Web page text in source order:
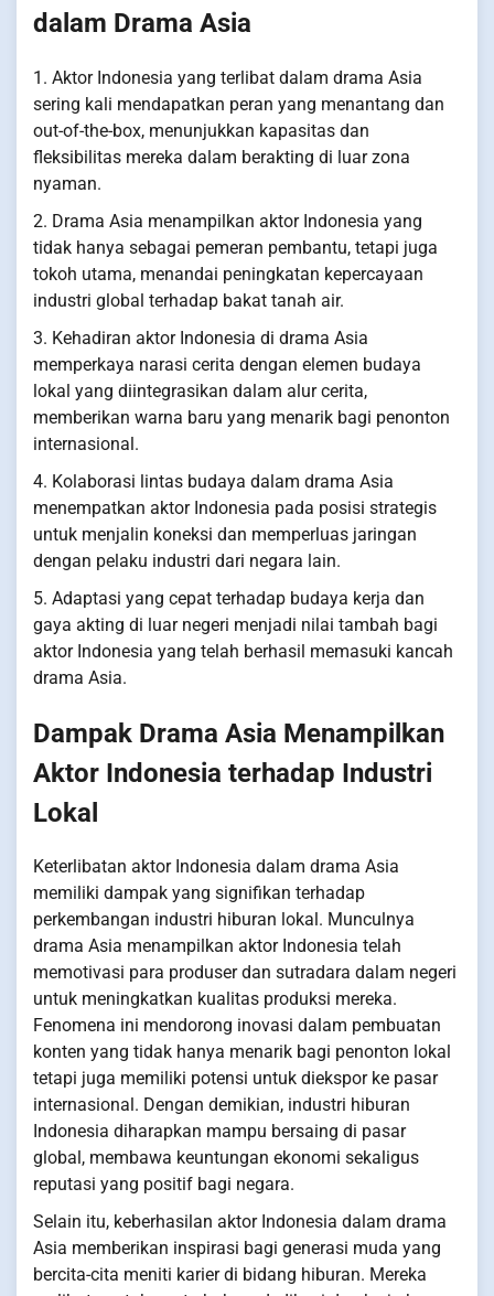
dalam Drama Asia
1. Aktor Indonesia yang terlibat dalam drama Asia
sering kali mendapatkan peran yang menantang dan
out-of-the-box, menunjukkan kapasitas dan
fleksibilitas mereka dalam berakting di luar zona
nyaman.
2. Drama Asia menampilkan aktor Indonesia yang
tidak hanya sebagai pemeran pembantu, tetapi juga
tokoh utama, menandai peningkatan kepercayaan
industri global terhadap bakat tanah air.
3. Kehadiran aktor Indonesia di drama Asia
memperkaya narasi cerita dengan elemen budaya
lokal yang diintegrasikan dalam alur cerita,
memberikan warna baru yang menarik bagi penonton
internasional.
4. Kolaborasi lintas budaya dalam drama Asia
menempatkan aktor Indonesia pada posisi strategis
untuk menjalin koneksi dan memperluas jaringan
dengan pelaku industri dari negara lain.
5. Adaptasi yang cepat terhadap budaya kerja dan
gaya akting di luar negeri menjadi nilai tambah bagi
aktor Indonesia yang telah berhasil memasuki kancah
drama Asia.
Dampak Drama Asia Menampilkan
Aktor Indonesia terhadap Industri
Lokal
Keterlibatan aktor Indonesia dalam drama Asia
memiliki dampak yang signifikan terhadap
perkembangan industri hiburan lokal. Munculnya
drama Asia menampilkan aktor Indonesia telah
memotivasi para produser dan sutradara dalam negeri
untuk meningkatkan kualitas produksi mereka.
Fenomena ini mendorong inovasi dalam pembuatan
konten yang tidak hanya menarik bagi penonton lokal
tetapi juga memiliki potensi untuk diekspor ke pasar
internasional. Dengan demikian, industri hiburan
Indonesia diharapkan mampu bersaing di pasar
global, membawa keuntungan ekonomi sekaligus
reputasi yang positif bagi negara.
Selain itu, keberhasilan aktor Indonesia dalam drama
Asia memberikan inspirasi bagi generasi muda yang
bercita-cita meniti karier di bidang hiburan. Mereka